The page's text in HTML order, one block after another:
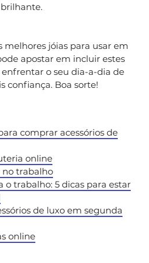
melhores jóias para usar em
apostar em incluir estes
enfrentar o seu dia-a-dia de
confiança. Boa sorte!
comprar acessórios de
online
no trabalho
o trabalho: 5 dicas para estar
de luxo em segunda
online